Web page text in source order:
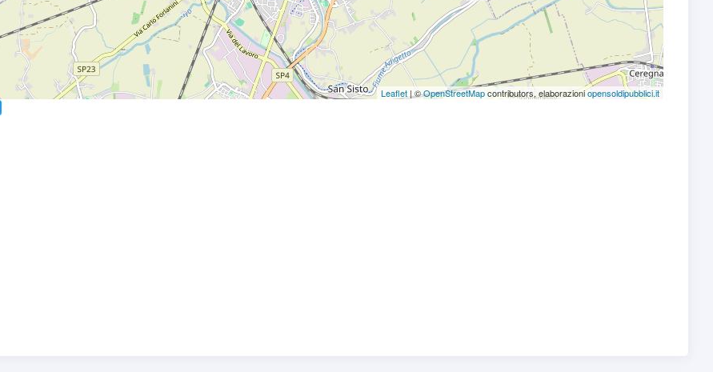
Leaflet | ©OpenStreetMapcontributors, elaborazioniopensoldipubblici.it